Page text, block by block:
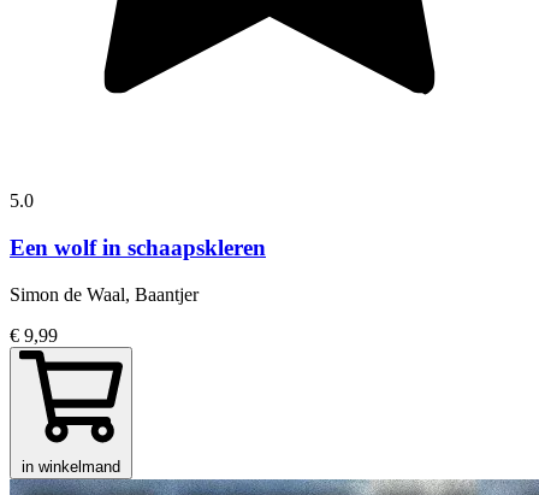
5.0
Een wolf in schaapskleren
Simon de Waal, Baantjer
€ 9,99
in winkelmand